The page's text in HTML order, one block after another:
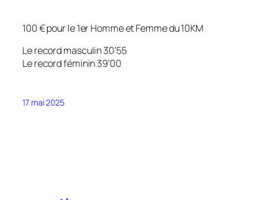
100 € pour le 1er Homme et Femme du 10KM
Le record masculin 30’55
Le record féminin 39’00
17 mai 2025